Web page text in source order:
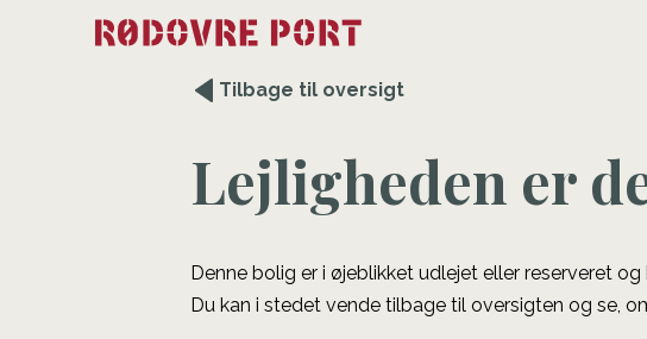
Tilbage til oversigt
Lejligheden er
Denne bolig er i øjeblikket udlejet eller reserveret og
Du kan i stedet vende tilbage til oversigten og se,